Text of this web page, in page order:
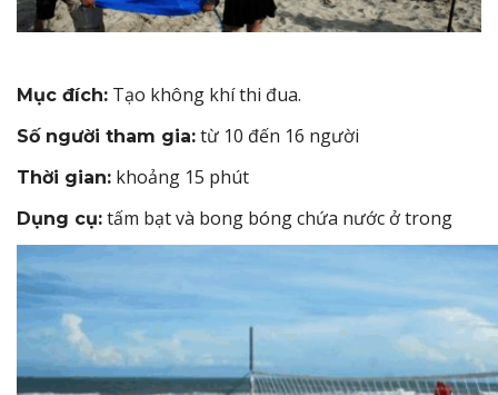
Mục đích: Tạo không khí thi đua.
Số người tham gia: từ 10 đến 16 người
Thời gian: khoảng 15 phút
Dụng cụ: tấm bạt và bong bóng chứa nước ở trong